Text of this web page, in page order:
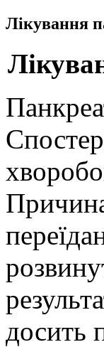
Лікування
досить